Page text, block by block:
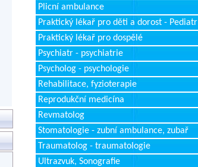
Plicní ambulance
Praktický lékař pro děti a dorost - Pediatr
Praktický lékař pro dospělé
Psychiatr - psychiatrie
Psycholog - psychologie
Rehabilitace, fyzioterapie
Reprodukční medicína
Revmatolog
Stomatologie - zubní ambulance, zubař
Traumatolog - traumatologie
Ultrazvuk, Sonografie